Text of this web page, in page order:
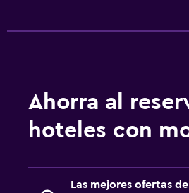
Ahorra al
hoteles con
Las mejores ofertas